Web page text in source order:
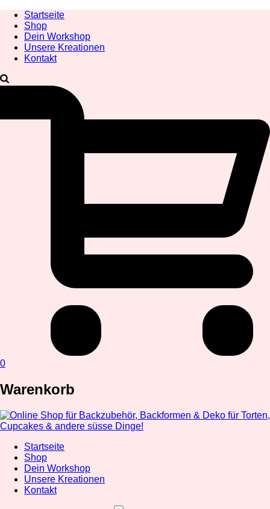
Startseite
Shop
Dein Workshop
Unsere Kreationen
Kontakt
0
Warenkorb
Startseite
Shop
Dein Workshop
Unsere Kreationen
Kontakt